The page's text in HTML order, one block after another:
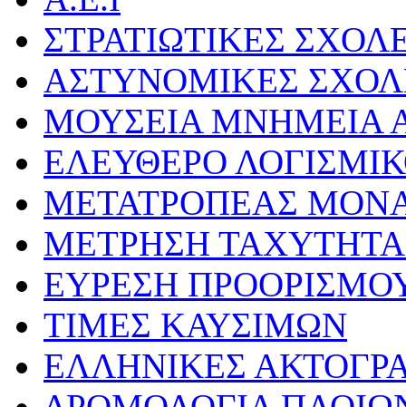
ΣΤΡΑΤΙΩΤΙΚΕΣ
ΑΣΤΥΝΟΜΙΚΕΣ
ΜΟΥΣΕΙΑ ΜΝΗΜΕΙΑ
ΕΛΕΥΘΕΡΟ
ΜΕΤΑΤΡΟΠΕΑΣ
ΜΕΤΡΗΣΗ
ΕΥΡΕΣΗ
ΤΙΜΕΣ ΚΑΥΣΙΜΩΝ
ΕΛΛΗΝΙΚΕΣ